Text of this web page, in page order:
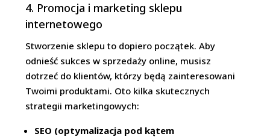
4. Promocja i marketing sklepu
internetowego
Stworzenie sklepu to dopiero początek. Aby
odnieść sukces w sprzedaży online, musisz
dotrzeć do klientów, którzy będą zainteresowani
Twoimi produktami. Oto kilka skutecznych
strategii marketingowych:
SEO (optymalizacja pod kątem